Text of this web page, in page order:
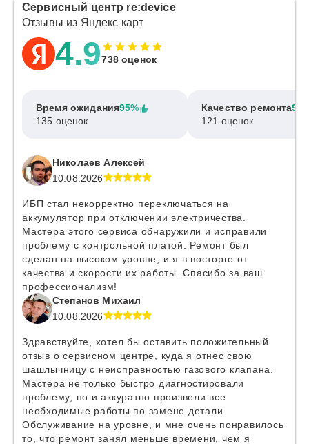
Сервисный центр re:device
Отзывы из Яндекс карт
4.9738 оценок
Время ожидания95%
135 оценок
Качество ремонта
121 оценок
Николаев Алексей
10.08.2026
ИБП стал некорректно переключаться на
аккумулятор при отключении электричества.
Мастера этого сервиса обнаружили и исправили
проблему с контрольной платой. Ремонт был
сделан на высоком уровне, и я в восторге от
качества и скорости их работы. Спасибо за ваш
профессионализм!
Степанов Михаил
10.08.2026
Здравствуйте, хотел бы оставить положительный
отзыв о сервисном центре, куда я отнес свою
шашлычницу с неисправностью газового клапана.
Мастера не только быстро диагностировали
проблему, но и аккуратно произвели все
необходимые работы по замене детали.
Обслуживание на уровне, и мне очень понравилось
то, что ремонт занял меньше времени, чем я